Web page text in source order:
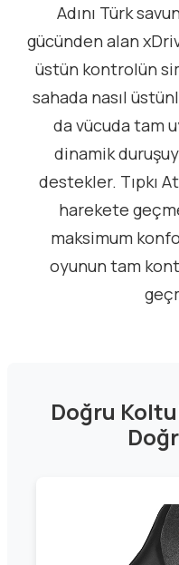
Adını Türk
gücünden alan
üstün kontrolün
sahada nasıl
da vücuda tam
dinamik
destekler. Tıpkı
harekete
maksimum
oyunun tam
Doğru